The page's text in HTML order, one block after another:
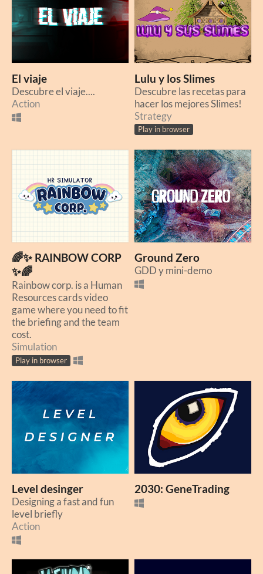
El viaje
Descubre el viaje....
Action
Lulu y los Slimes
Descubre las recetas para
hacer los mejores Slimes!​
Strategy
Play in browser
🌈✨ RAINBOW CORP
✨🌈
Rainbow corp. is a Human
Resources cards video
game where you need to fit
the briefing and the team
cost.
Simulation
Play in browser
Ground Zero
GDD y mini-demo
Level desinger
Designing a fast and fun
level briefly
Action
2030: GeneTrading